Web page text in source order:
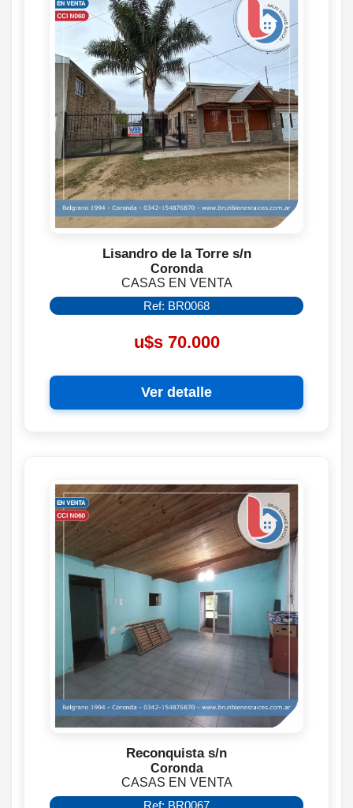
Lisandro de la Torre s/n
Coronda
CASAS EN VENTA
Ref: BR0068
u$s 70.000
Ver detalle
Reconquista s/n
Coronda
CASAS EN VENTA
Ref: BR0067